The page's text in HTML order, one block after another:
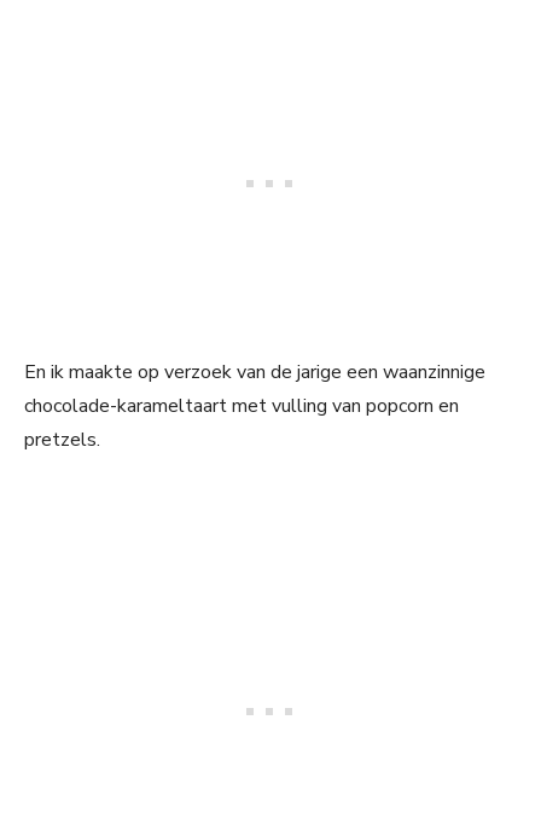
En ik maakte op verzoek van de jarige een waanzinnige
chocolade-karameltaart met vulling van popcorn en
pretzels.